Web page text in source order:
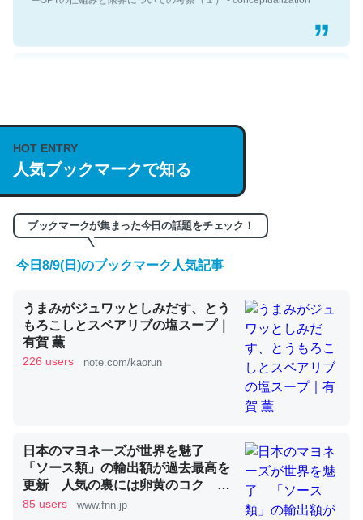
https://isobe324649.hatenablog.com/entry/2023/03/27
/064121
─GPTの仕組みと限界についての考察（１） - conceptualization
くらい。小説でいう「ずっと前の伏線」は回収されないけ
ど、短期記憶というには多い分量。進化すればするほど分
かりやすく強くなりそう
─GPTの仕組みと限界についての考察（１） - conceptualization
昆虫ってカルシウム少ないのか。知らんかった。調べたら
コオロギのカルシウム分はエビの600分の1程度。
─ニュース :: 【研究発表】昆虫学の大問題＝「昆虫はなぜ海にいな
HOT ENTRY
人気ブックマークで知る
ブックマークが集まった今日の話題をチェック！
今日8/9(日)のブックマーク人気記事
うまみがジュワッとしみだす、とう
もろこしとスペアリブの塩スープ｜
有賀 薫
226 users note.com/kaorun
日本のマヨネーズが世界を魅了
「ソース類」の輸出額が過去最高を
更新 人気の裏には卵黄のコク ア
メリカでは“日本風”が誕生｜FNNプ
85 users www.fnn.jp